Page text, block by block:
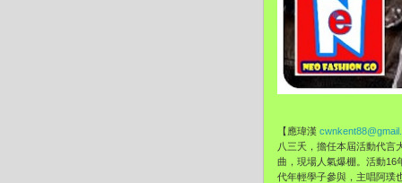
【應瑋漢
八三夭， 擔任本屆活動代言
曲，現場人氣爆棚。 活動16
代年輕學子參與，主唱阿璞